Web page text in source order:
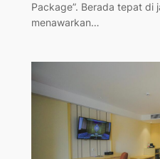
Package”. Berada tepat di
menawarkan…